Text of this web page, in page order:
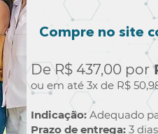
Compre no site
De R$ 437,00 por
ou em até 3x de R$
Indicação: Adequado
Prazo de entrega: 3